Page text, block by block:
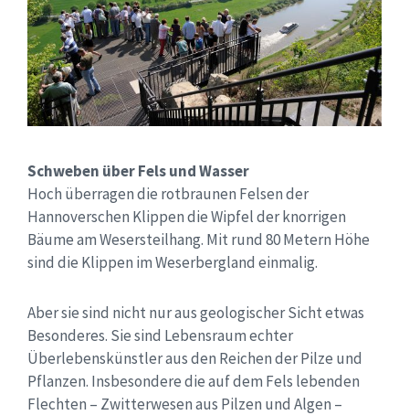
Schweben über Fels und Wasser
Hoch überragen die rotbraunen Felsen der
Hannoverschen Klippen die Wipfel der knorrigen
Bäume am Wesersteilhang. Mit rund 80 Metern Höhe
sind die Klippen im Weserbergland einmalig.
Aber sie sind nicht nur aus geologischer Sicht etwas
Besonderes. Sie sind Lebensraum echter
Überlebenskünstler aus den Reichen der Pilze und
Pflanzen. Insbesondere die auf dem Fels lebenden
Flechten – Zwitterwesen aus Pilzen und Algen –